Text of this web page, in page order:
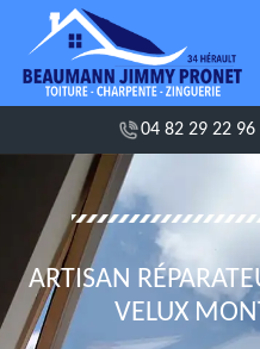
04 82 29 22 96
ARTISAN
VELUX